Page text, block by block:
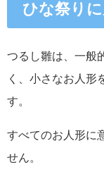
ひな祭り
つるし雛は、一般
く、小さなお人形
す。
すべてのお人形に
せん。